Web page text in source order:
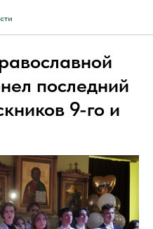
последний
9-го и